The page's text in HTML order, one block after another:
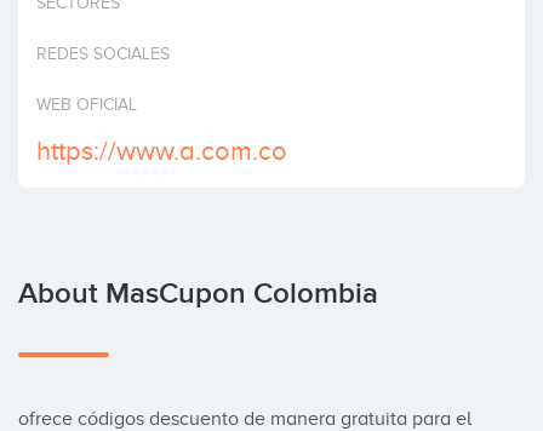
REDES SOCIALES
WEB OFICIAL
https://www.a.com.co
About MasCupon Colombia
ofrece códigos descuento de manera gratuita para el